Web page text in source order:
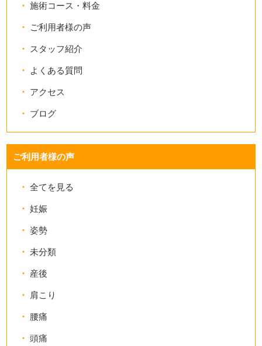
施術コース・料金
ご利用者様の声
スタッフ紹介
よくある質問
アクセス
ブログ
ご利用者様の声
全てを見る
妊娠
姿勢
未分類
産後
肩こり
腰痛
頭痛